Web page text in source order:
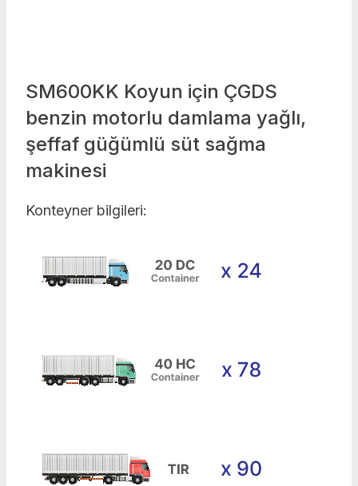
SM600KK Koyun için ÇGDS
benzin motorlu damlama yağlı,
şeffaf güğümlü süt sağma
makinesi
Konteyner bilgileri: